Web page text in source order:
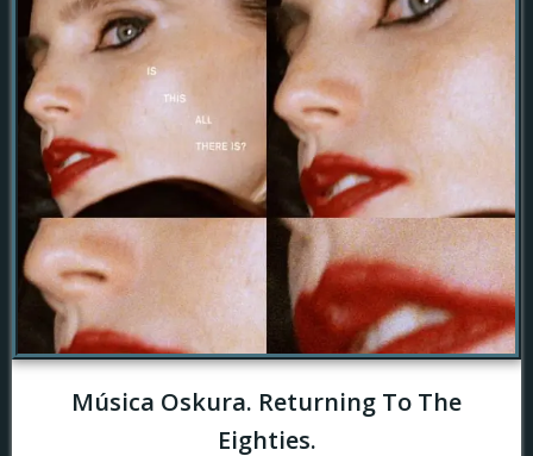
Música Oskura. Returning To The
Eighties.